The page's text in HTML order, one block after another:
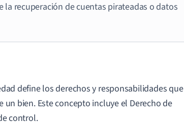
la recuperación de cuentas pirateadas o datos
define los derechos y responsabilidades que
bien. Este concepto incluye el Derecho de
control.